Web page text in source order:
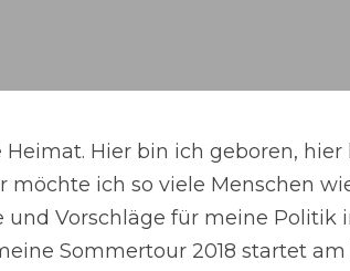
Hier bin ich geboren, hier
ich so viele Menschen
Vorschläge für meine Politik
Sommertour 2018 startet